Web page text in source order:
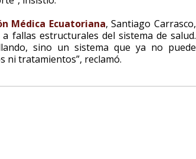
Médica Ecuatoriana, Santiago Carrasco,
fallas estructurales del sistema de salud.
sino un sistema que ya no puede
ni tratamientos”, reclamó.